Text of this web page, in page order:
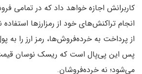
کاربرانش اجازه خواهد داد که در تمامی
انجام تراکنش‌های خود از رمزارزها
از پرداخت به خرده‌فروش‌ها، رمز ارز را به
پس این پی‌پال است که ریسک نوسان قیمت
می‌شود؛ نه خرده‌فروشان.